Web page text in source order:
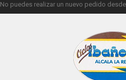
No puedes realizar un nuevo pedido